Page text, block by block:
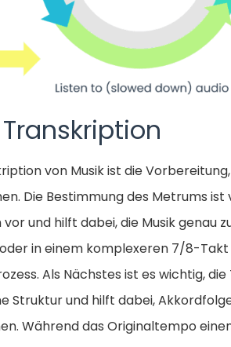
von Musik ist die
Die Bestimmung des Metrums
und hilft dabei, die Musik genau
in einem komplexeren 7/8-
Als Nächstes ist es wichtig,
Struktur und hilft dabei,
Während das Originaltempo